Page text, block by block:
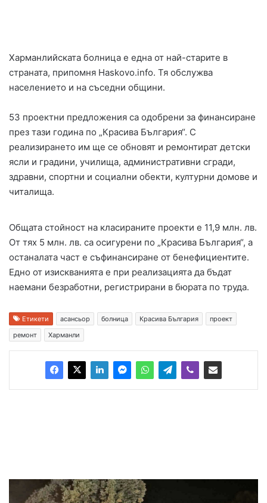
Харманлийската болница е една от най-старите в
страната, припомня Haskovo.info. Тя обслужва
населението и на съседни общини.
53 проектни предложения са одобрени за финансиране
през тази година по „Красива България“. С
реализирането им ще се обновят и ремонтират детски
ясли и градини, училища, административни сгради,
здравни, спортни и социални обекти, културни домове и
читалища.
Общата стойност на класираните проекти е 11,9 млн. лв.
От тях 5 млн. лв. са осигурени по „Красива България“, а
останалата част е съфинансиране от бенефициентите.
Едно от изискванията е при реализацията да бъдат
наемани безработни, регистрирани в бюрата по труда.
Етикети асансьор болница Красива България
проект
ремонт
Харманли